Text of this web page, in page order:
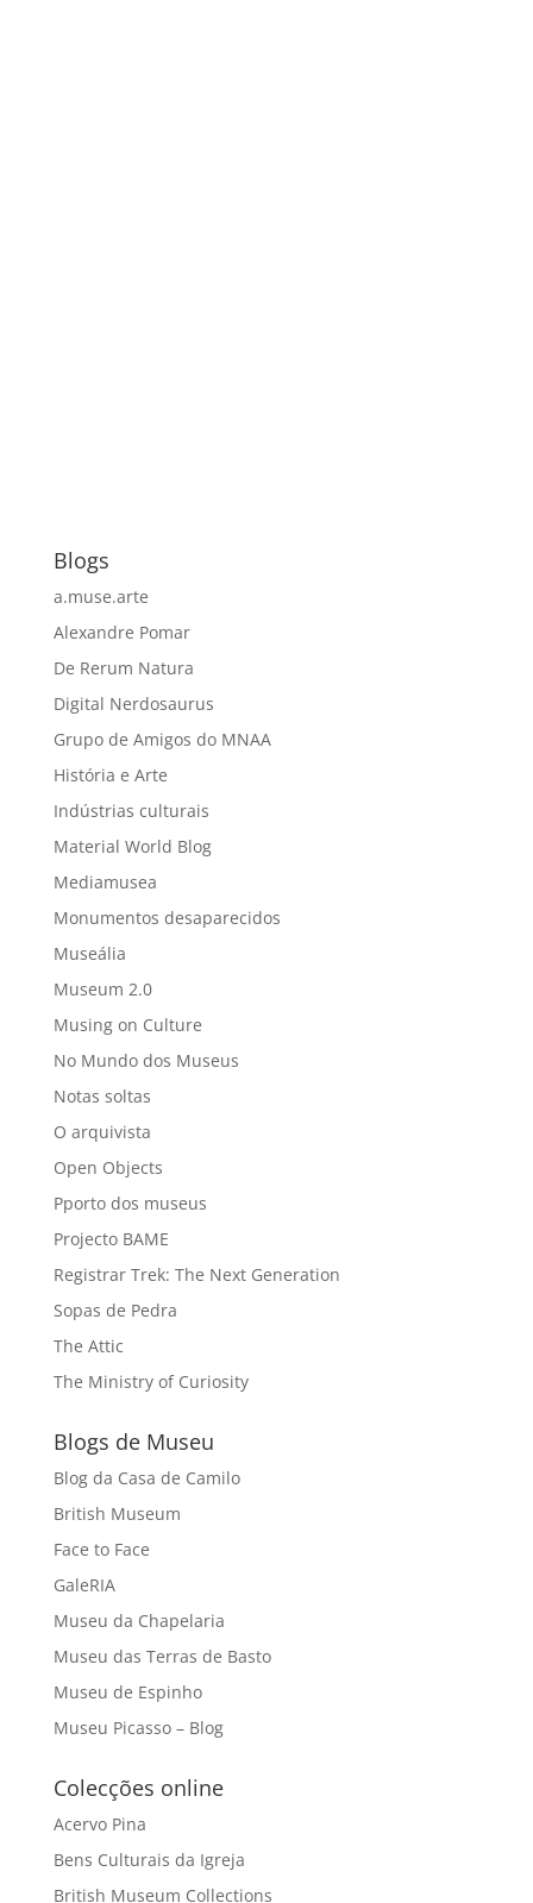
Blogs
a.muse.arte
Alexandre Pomar
De Rerum Natura
Digital Nerdosaurus
Grupo de Amigos do MNAA
História e Arte
Indústrias culturais
Material World Blog
Mediamusea
Monumentos desaparecidos
Museália
Museum 2.0
Musing on Culture
No Mundo dos Museus
Notas soltas
O arquivista
Open Objects
Pporto dos museus
Projecto BAME
Registrar Trek: The Next Generation
Sopas de Pedra
The Attic
The Ministry of Curiosity
Blogs de Museu
Blog da Casa de Camilo
British Museum
Face to Face
GaleRIA
Museu da Chapelaria
Museu das Terras de Basto
Museu de Espinho
Museu Picasso – Blog
Colecções online
Acervo Pina
Bens Culturais da Igreja
British Museum Collections